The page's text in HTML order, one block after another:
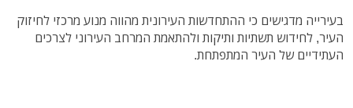
בעירייה מדגישים כי ההתחדשות העירונית מהווה מנוע מרכזי לחיזוק
העיר, לחידוש תשתיות ותיקות ולהתאמת המרחב העירוני לצרכים
העתידיים של העיר המתפתחת.